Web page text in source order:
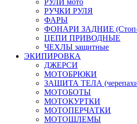
РУЛИ мото
РУЧКИ РУЛЯ
ФАРЫ
ФОНАРИ ЗАДНИЕ (Стоп-
ЦЕПИ ПРИВОДНЫЕ
ЧЕХЛЫ защитные
ЭКИПИРОВКА
ДЖЕРСИ
МОТОБРЮКИ
ЗАЩИТА ТЕЛА (черепахи,
МОТОБОТЫ
МОТОКУРТКИ
МОТОПЕРЧАТКИ
МОТОШЛЕМЫ